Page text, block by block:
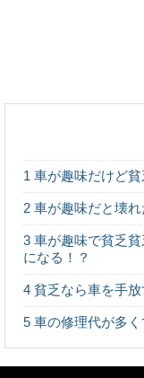
初めて
で大丈
後輩が
の恋愛
1 車が趣味だけど
2 車が趣味だと壊
3 車が趣味で貧乏
になる！？
4 貧乏なら車を手放
5 車の修理代が多